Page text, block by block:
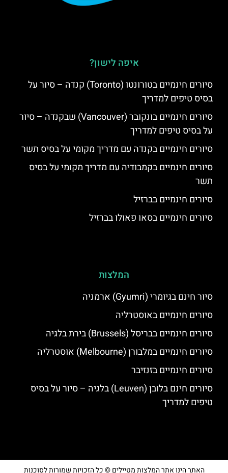
איפה לישון?
סיורים חינמיים בטורונטו (Toronto) קנדה – סיור על
בסיס טיפים למדריך
סיורים חינמיים בונקובר (Vancouver) שבקנדה – סיור
על בסיס טיפים למדריך
סיורים חינמיים בקנדה עם מדריך מקומי על בסיס תשר
סיורים חינמיים בקמבודיה עם מדריך מקומי על בסיס
תשר
סיורים חינמיים בברזיל
סיורים חינמיים בסאו פאולו בברזיל
המלצות
סיור חינם בגיומרי (Gyumri) ארמניה
סיורים חינמיים באוסטרליה
סיורים חינמיים בבריסל (Brussels) בירת בלגיה
סיורים חינמיים במלבורן (Melbourne) אוסטרליה
סיורים חינמיים בזנזיבר
סיורים חינם בלובן (Leuven) בלגיה – סיור על בסיס
טיפים למדריך
האתר הינו אתר המלצות מטיילים © כל הזכויות שמורות לסוכנות